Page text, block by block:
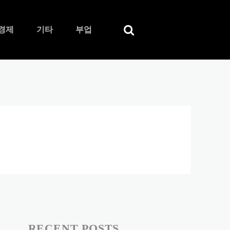
제 기타 부업